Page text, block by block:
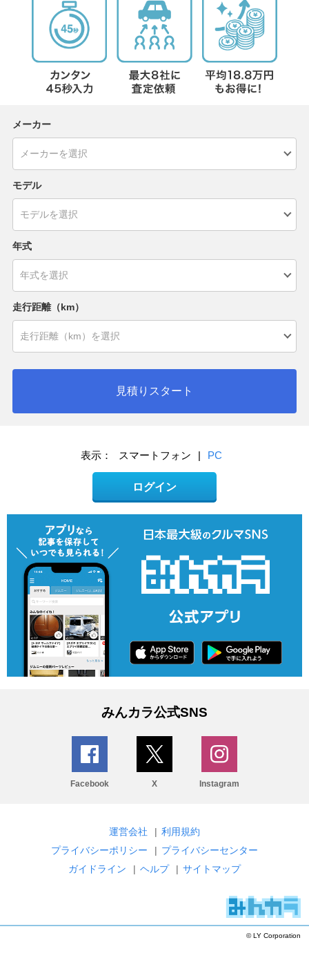
メーカー
モデル
年式
走行距離（km）
見積りスタート
表示： スマートフォン | PC
ログイン
みんカラ公式SNS
Facebook X Instagram
運営会社 | 利用規約
プライバシーポリシー
| プライバシーセンター
ガイドライン
| ヘルプ | サイトマップ
© LY Corporation